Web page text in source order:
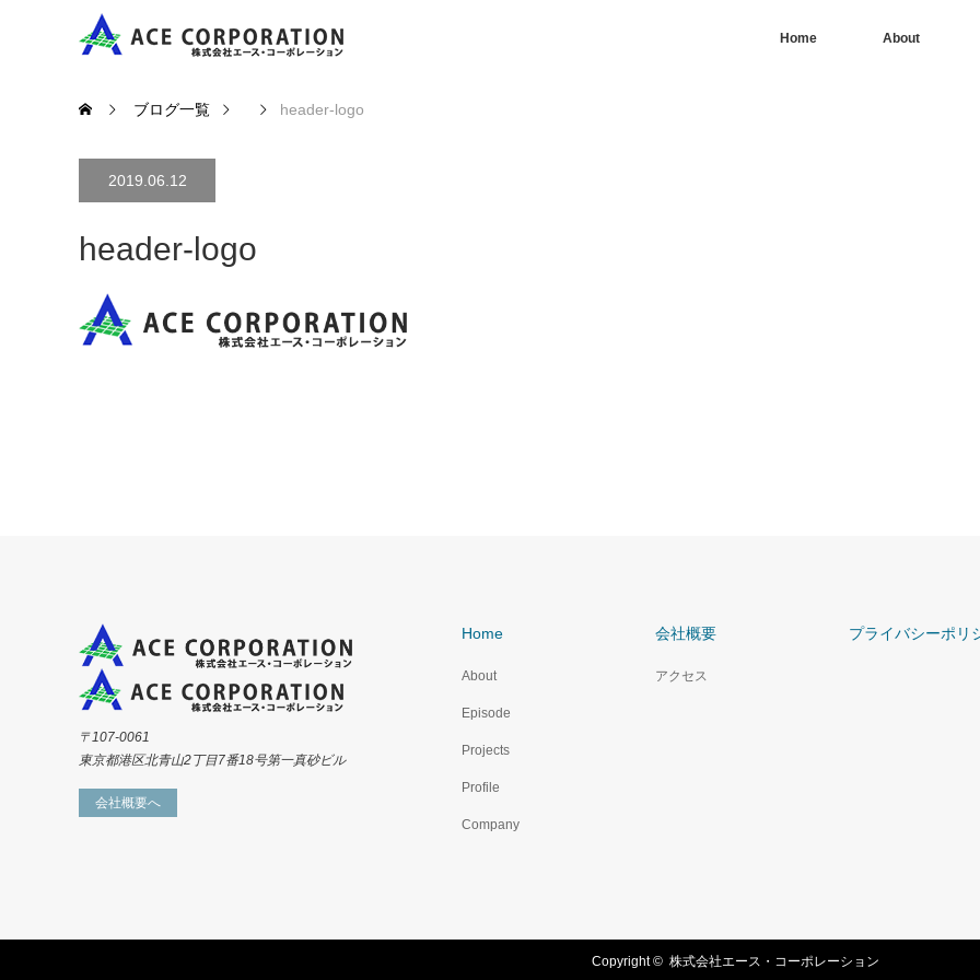
Home About
ブログ一覧 header-logo
2019.06.12
header-logo
Home
About
Episode
Projects
Profile
Company
会社概要
アクセス
プライバシーポリ
〒107-0061
東京都港区北青山2丁目7番18号第一真砂ビル
会社概要へ
Copyright © 株式会社エース・コーポレーション